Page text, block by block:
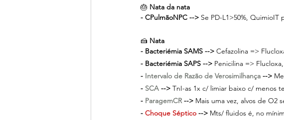
🎂 Nata da nata
- CPulmãoNPC --> Se PD-L1>50%, QuimioIT
🍰 Nata
- Bacteriémia SAMS --> Cefazolina =>
- Bacteriémia SAPS --> Penicilina =>
- Intervalo de Razão de Verosimilhança -->
- SCA --> TnI-as 1x c/ limiar baixo c/ menos
- ParagemCR --> Mais uma vez, alvos de O2
- Choque Séptico --> Mts/ fluidos é, no